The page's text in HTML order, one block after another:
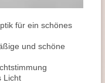
für ein schönes
und schöne
Licht